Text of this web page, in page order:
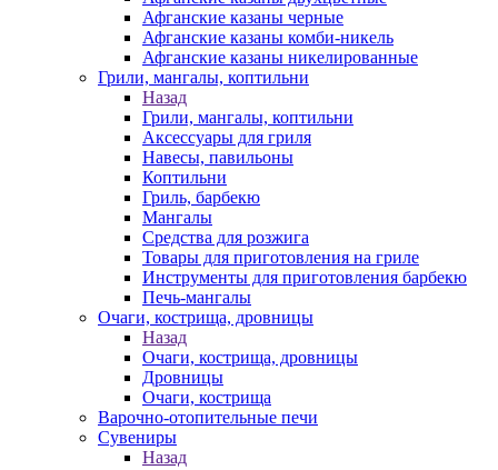
Афганские казаны черные
Афганские казаны комби-никель
Афганские казаны никелированные
Грили, мангалы, коптильни
Назад
Грили, мангалы, коптильни
Аксессуары для гриля
Навесы, павильоны
Коптильни
Гриль, барбекю
Мангалы
Средства для розжига
Товары для приготовления на гриле
Инструменты для приготовления барбекю
Печь-мангалы
Очаги, кострища, дровницы
Назад
Очаги, кострища, дровницы
Дровницы
Очаги, кострища
Варочно-отопительные печи
Сувениры
Назад